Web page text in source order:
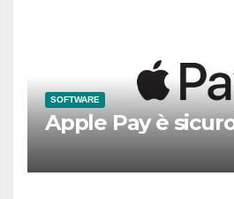
SOFTWARE
Apple Pay è